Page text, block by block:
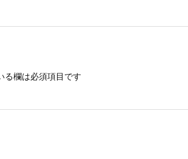
る欄は必須項目です